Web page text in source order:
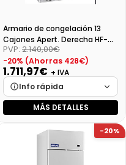
Armario de congelación 13
Cajones Apert. Derecha HF-
500 S/S
PVP: 2.140,00€
-20% (Ahorras 428€)
1.711,97€ + IVA
Info rápida
Marca
Cargando…
Medidas
Cargando…
Disponibilidad
Cargando…
MÁS DETALLES
-20%